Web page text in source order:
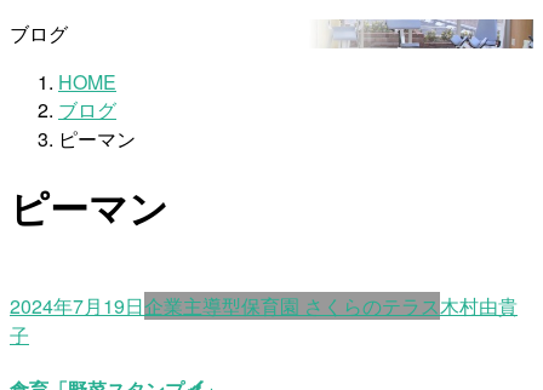
ブログ
HOME
ブログ
ピーマン
ピーマン
2024年7月19日企業主導型保育園 さくらのテラス木村由貴
子